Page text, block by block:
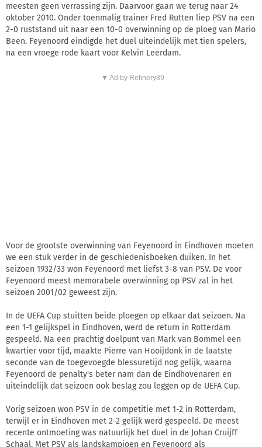
meesten geen verrassing zijn. Daarvoor gaan we terug naar 24
oktober 2010. Onder toenmalig trainer Fred Rutten liep PSV na een
2-0 ruststand uit naar een 10-0 overwinning op de ploeg van Mario
Been. Feyenoord eindigde het duel uiteindelijk met tien spelers,
na een vroege rode kaart voor Kelvin Leerdam.
▼ Ad by Refinery89
Voor de grootste overwinning van Feyenoord in Eindhoven moeten
we een stuk verder in de geschiedenisboeken duiken. In het
seizoen 1932/33 won Feyenoord met liefst 3-8 van PSV. De voor
Feyenoord meest memorabele overwinning op PSV zal in het
seizoen 2001/02 geweest zijn.
In de UEFA Cup stuitten beide ploegen op elkaar dat seizoen. Na
een 1-1 gelijkspel in Eindhoven, werd de return in Rotterdam
gespeeld. Na een prachtig doelpunt van Mark van Bommel een
kwartier voor tijd, maakte Pierre van Hooijdonk in de laatste
seconde van de toegevoegde blessuretijd nog gelijk, waarna
Feyenoord de penalty's beter nam dan de Eindhovenaren en
uiteindelijk dat seizoen ook beslag zou leggen op de UEFA Cup.
Vorig seizoen won PSV in de competitie met 1-2 in Rotterdam,
terwijl er in Eindhoven met 2-2 gelijk werd gespeeld. De meest
recente ontmoeting was natuurlijk het duel in de Johan Cruijff
Schaal. Met PSV als landskampioen en Feyenoord als